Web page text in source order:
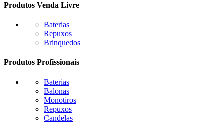
Produtos Venda Livre
Baterias
Repuxos
Brinquedos
Produtos Profissionais
Baterias
Balonas
Monotiros
Repuxos
Candelas